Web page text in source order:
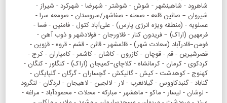
شاهرود - شاهینشهر - شوش - شوشتر - شهرضا - شهرکرد - شیراز -
شیروان – صائین قلعه - صحنه - صفاشهر/سروستان - صومعه سرا -
عسلویه - (منطقه ویژه انرژی پارس) - علی‌آباد کتول - فامنین - فسا -
فرمهین (اراک) – فریدون کنار - فلاورجان - فولادشهر و ذوب آهن -
فومن–قادرآباد (سعادت شهر) - قائمشهر - قائن - قشم - قروه - قزوین -
قصرشیرین - قم - قوچان - کازرون - کاشان - کاشمر - کامیاران - کرج -
کردکوی - کرمان - کرمانشاه - کلاچای–کمیجان (اراک) - کنگاور - کنگان -
کهنوج - کوهدشت - کیش - گالیکش - گچساران - گرگان - گلپایگان -
گناباد - گنبدکاووس - گیلانغرب - لار - لالجین - لاهیجان - لردگان - لنگرود
- لوشان - لیسار - ماکو - ماهشهر - مبارکه - محلات - محمودآباد - مراغه -